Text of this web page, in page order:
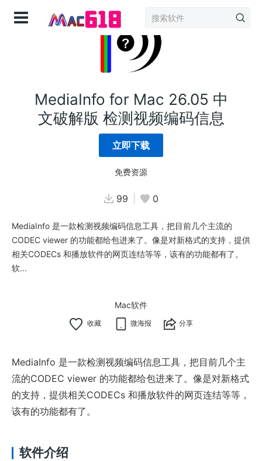
MediaInfo for Mac 26.05 中
文破解版 检测视频编码信息
立即下载
免费资源
99 0
MediaInfo 是一款检测视频编码信息工具，把目前几个主流的
CODEC viewer 的功能都给包进来了。像是对新格式的支持，提供
相关CODECs 和播放软件的网页连结等等，该有的功能都有了。
软...
Mac软件
微海报 分享
MediaInfo 是一款检测视频编码信息工具，把目前几个主
流的CODEC viewer 的功能都给包进来了。像是对新格式
的支持，提供相关CODECs 和播放软件的网页连结等等，
该有的功能都有了。
软件介绍